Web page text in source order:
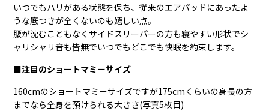
いつでもハリがある状態を保ち、従来のエアパッドにあったよ
うな底つきが全くないのも嬉しい点。
腰が沈むこともなくサイドスリーパーの方も寝やすい形状でシ
ャリシャリ音も皆無でいつでもどこでも快眠を約束します。
■注目のショートマミーサイズ
160cmのショートマミーサイズですが175cmくらいの身長の方
までなら全身を預けられる大きさ(写真5枚目)